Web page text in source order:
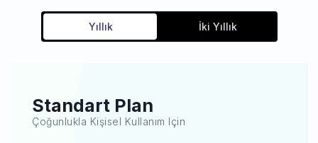
Yıllık İki Yıllık
Standart Plan
Çoğunlukla Kişisel Kullanım Için